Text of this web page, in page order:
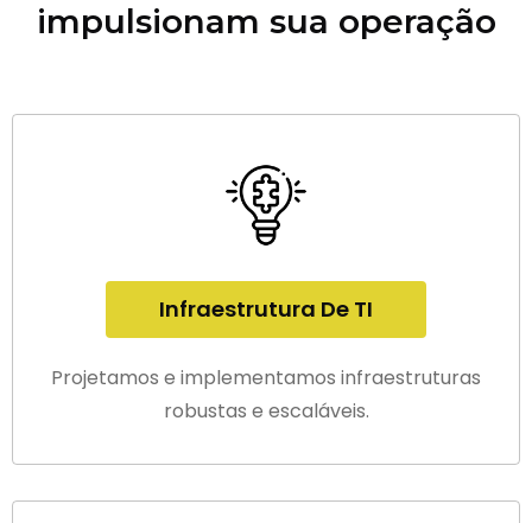
impulsionam sua operação
Infraestrutura De TI
Projetamos e implementamos infraestruturas
robustas e escaláveis.